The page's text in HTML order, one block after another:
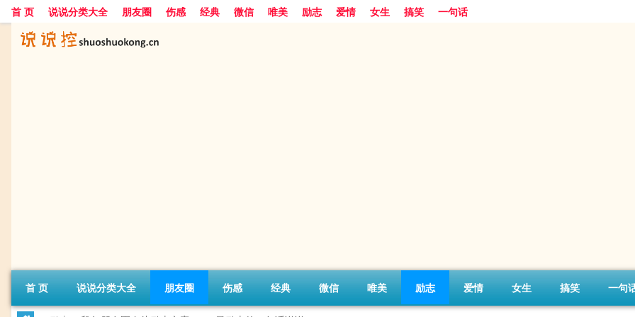
首 页 说说分类大全 朋友圈 伤感 经典 微信 唯美 励志 爱情 女生 搞笑 一句话
首 页 说说分类大全 朋友圈 伤感 经典 微信 唯美 励志 爱情 女生 搞笑 一句